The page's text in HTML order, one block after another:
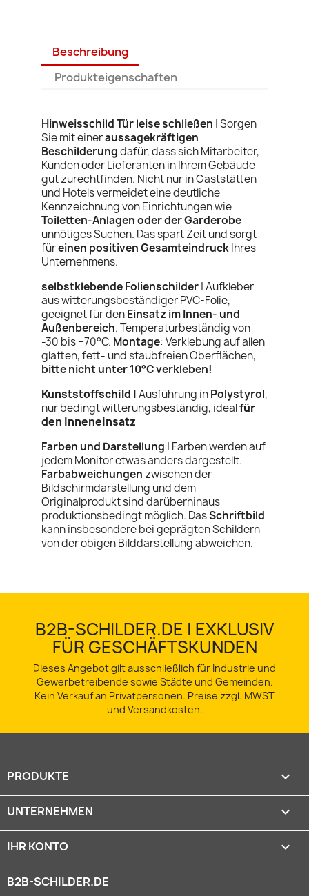
Beschreibung
Produkteigenschaften
Hinweisschild Tür leise schließen |Sorgen
Sie mit eineraussagekräftigen
Beschilderungdafür, dass sich Mitarbeiter,
Kunden oder Lieferanten in Ihrem Gebäude
gut zurechtfinden. Nicht nur in Gaststätten
und Hotels vermeidet eine deutliche
Kennzeichnung von Einrichtungen wie
Toiletten-Anlagen oder der Garderobe
unnötiges Suchen. Das spart Zeit und sorgt
füreinen positiven GesamteindruckIhres
Unternehmens.
selbstklebende Folienschilder| Aufkleber
aus witterungsbeständiger PVC-Folie,
geeignet für denEinsatz im Innen- und
Außenbereich. Temperaturbeständig von
-30 bis +70°C. Montage: Verklebung auf allen
glatten, fett- und staubfreien Oberflächen,
bitte nicht unter 10°C verkleben!
Kunststoffschild |Ausführung inPolystyrol,
nur bedingt witterungsbeständig, idealfür
den Inneneinsatz
Farben und Darstellung | Farben werden auf
jedem Monitor etwas anders dargestellt.
Farbabweichungen zwischen der
Bildschirmdarstellung und dem
Originalprodukt sind darüberhinaus
produktionsbedingt möglich. DasSchriftbild
kann insbesondere bei geprägten Schildern
von der obigen Bilddarstellung abweichen.
B2B-SCHILDER.DE | EXKLUSIV
FÜR GESCHÄFTSKUNDEN
Dieses Angebot gilt ausschließlich für Industrie und
Gewerbetreibende sowie Städte und Gemeinden.
Kein Verkauf an Privatpersonen. Preise zzgl. MWST
und Versandkosten.
PRODUKTE 
UNTERNEHMEN 
IHR KONTO 
B2B-SCHILDER.DE